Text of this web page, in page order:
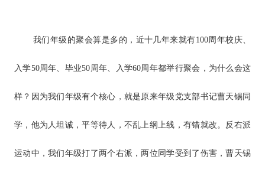
我们年级的聚会算是多的，近十几年来就有100周年校庆、
入学50周年、毕业50周年、入学60周年都举行聚会，为什么会这
样？因为我们年级有个核心，就是原来年级党支部书记曹天锡同
学，他为人坦诚，平等待人，不乱上纲上线，有错就改。反右派
运动中，我们年级打了两个右派，两位同学受到了伤害，曹天锡